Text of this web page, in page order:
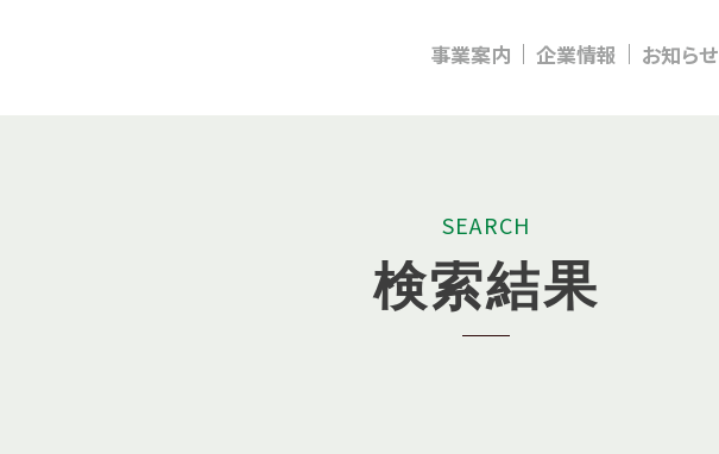
事業案内 企業情報 お知らせ
SEARCH
検索結果